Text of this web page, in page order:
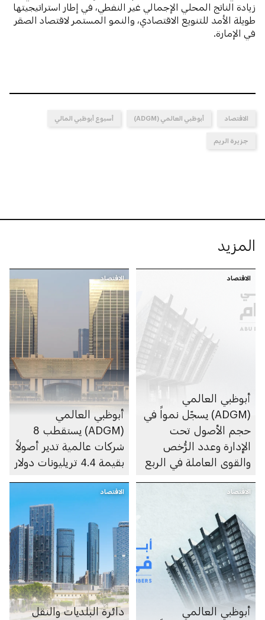
زيادة الناتج المحلي الإجمالي غير النفطي، في إطار استراتيجيتها
طويلة الأمد للتنويع الاقتصادي، والنمو المستمر لاقتصاد الصقر
في الإمارة.
الاقتصاد أبوظبي العالمي (ADGM) أسبوع أبوظبي المالي
جزيرة الريم
المزيد
الاقتصاد
أبوظبي العالمي
(ADGM) يسجّل نمواً في
حجم الأصول تحت
الإدارة وعدد الرُّخص
والقوى العاملة في الربع
الاقتصاد
أبوظبي العالمي
(ADGM) يستقطب 8
شركات عالمية تدير أصولاً
بقيمة 4.4 تريليونات دولار
الاقتصاد
أبوظبي العالمي
الاقتصاد
دائرة البلديات والنقل